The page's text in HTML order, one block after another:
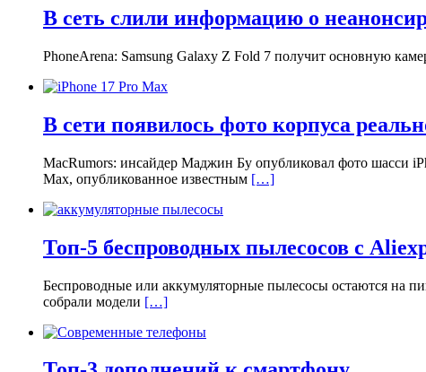
В сеть слили информацию о
PhoneArena: Samsung Galaxy Z Fold 7 получит основную
В сети появилось фото корпуса
MacRumors: инсайдер Маджин Бу опубликовал фото шасси
Max, опубликованное известным […]
Топ-5 беспроводных пылесосов с
Беспроводные или аккумуляторные пылесосы остаются на
собрали модели […]